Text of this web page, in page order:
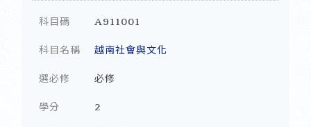
科目碼 A911001
科目名稱 越南社會與文化
選必修 必修
學分 2